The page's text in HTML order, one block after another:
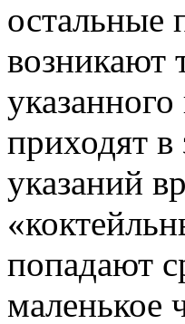
возникают
приходят в
указаний
попадают
маленькое